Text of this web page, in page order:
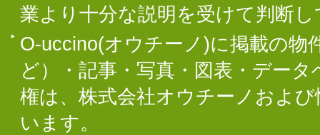
業より十分な説明を受けて判断
O-uccino(オウチーノ)に掲載の物
ど）・記事・写真・図表・デー
権は、株式会社オウチーノおよ
います。